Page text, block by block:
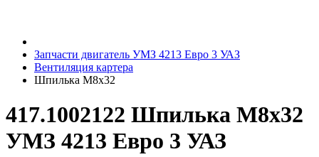
Запчасти двигатель УМЗ 4213 Евро 3 УАЗ
Вентиляция картера
Шпилька М8х32
417.1002122 Шпилька М8х32
УМЗ 4213 Евро 3 УАЗ